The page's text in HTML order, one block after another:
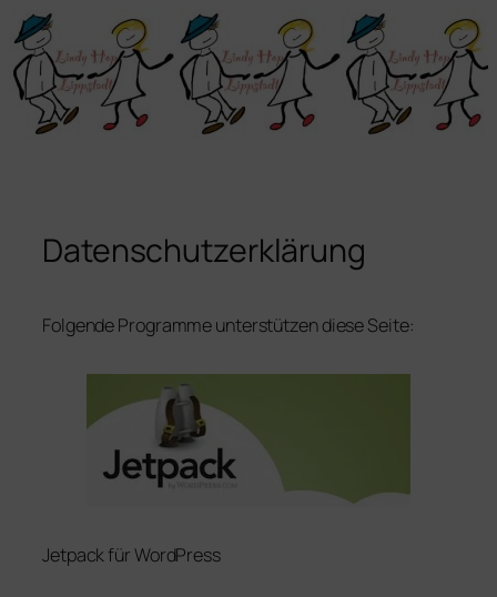
Zum
Inhalt
springen
Datenschutzerklärung
Folgende Programme unterstützen diese Seite:
Jetpack für WordPress